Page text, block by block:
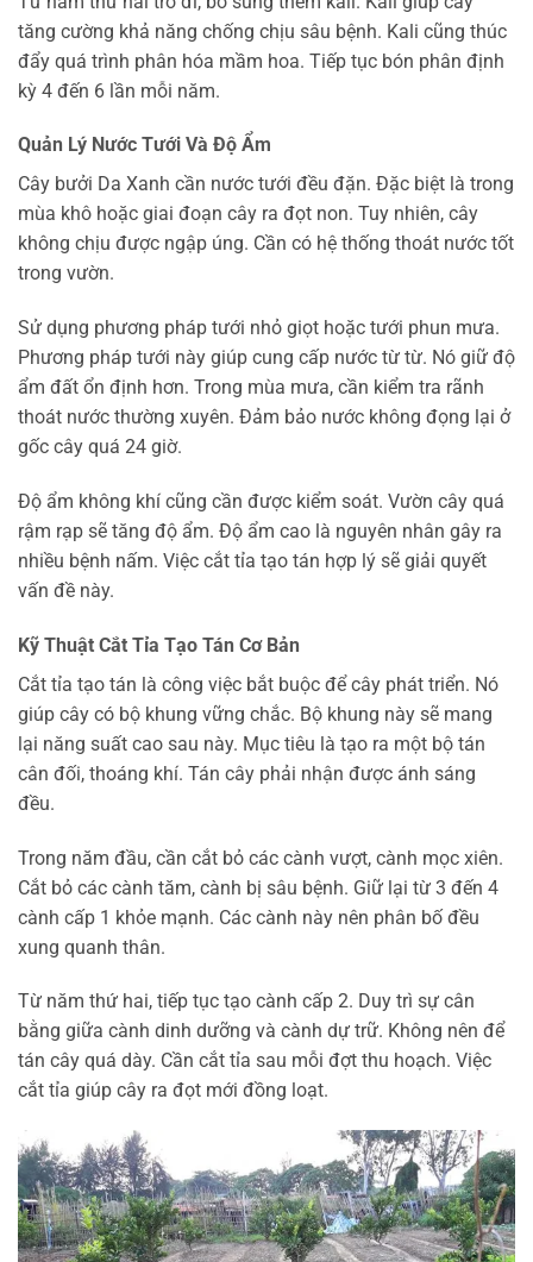
tăng cường khả năng chống chịu sâu bệnh. Kali cũng thúc
đẩy quá trình phân hóa mầm hoa. Tiếp tục bón phân định
kỳ 4 đến 6 lần mỗi năm.
Quản Lý Nước Tưới Và Độ Ẩm
Cây bưởi Da Xanh cần nước tưới đều đặn. Đặc biệt là trong
mùa khô hoặc giai đoạn cây ra đọt non. Tuy nhiên, cây
không chịu được ngập úng. Cần có hệ thống thoát nước tốt
trong vườn.
Sử dụng phương pháp tưới nhỏ giọt hoặc tưới phun mưa.
Phương pháp tưới này giúp cung cấp nước từ từ. Nó giữ độ
ẩm đất ổn định hơn. Trong mùa mưa, cần kiểm tra rãnh
thoát nước thường xuyên. Đảm bảo nước không đọng lại ở
gốc cây quá 24 giờ.
Độ ẩm không khí cũng cần được kiểm soát. Vườn cây quá
rậm rạp sẽ tăng độ ẩm. Độ ẩm cao là nguyên nhân gây ra
nhiều bệnh nấm. Việc cắt tỉa tạo tán hợp lý sẽ giải quyết
vấn đề này.
Kỹ Thuật Cắt Tỉa Tạo Tán Cơ Bản
Cắt tỉa tạo tán là công việc bắt buộc để cây phát triển. Nó
giúp cây có bộ khung vững chắc. Bộ khung này sẽ mang
lại năng suất cao sau này. Mục tiêu là tạo ra một bộ tán
cân đối, thoáng khí. Tán cây phải nhận được ánh sáng
đều.
Trong năm đầu, cần cắt bỏ các cành vượt, cành mọc xiên.
Cắt bỏ các cành tăm, cành bị sâu bệnh. Giữ lại từ 3 đến 4
cành cấp 1 khỏe mạnh. Các cành này nên phân bố đều
xung quanh thân.
Từ năm thứ hai, tiếp tục tạo cành cấp 2. Duy trì sự cân
bằng giữa cành dinh dưỡng và cành dự trữ. Không nên để
tán cây quá dày. Cần cắt tỉa sau mỗi đợt thu hoạch. Việc
cắt tỉa giúp cây ra đọt mới đồng loạt.